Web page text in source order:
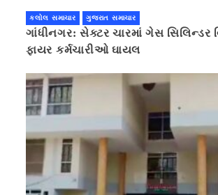
કલોલ સમાચાર ગુજરાત સમાચાર
ગાંધીનગર: સેક્ટર ચારમાં ગેસ સિલિન્ડર
ફાયર કર્મચારીઓ ઘાયલ